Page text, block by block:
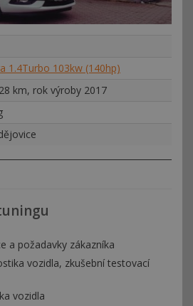
1.4Turbo 103kw (140hp)
km, rok výroby 2017
a požadavky zákazníka
vozidla, zkušební testovací
vozidla